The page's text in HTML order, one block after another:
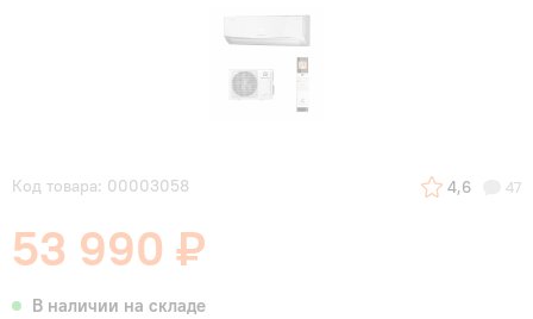
Код товара: 00003058 4,6 47
53 990 ₽
В наличии на складе